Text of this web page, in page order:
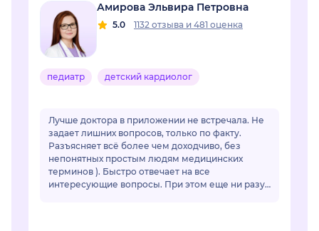
Амирова Эльвира Петровна
5.0 1132 отзыва и 481 оценка
педиатр детский кардиолог
Лучше доктора в приложении не встречала. Не
задает лишних вопросов, только по факту.
Разъясняет всё более чем доходчиво, без
непонятных простым людям медицинских
терминов ). Быстро отвечает на все
интересующие вопросы. При этом еще ни разу